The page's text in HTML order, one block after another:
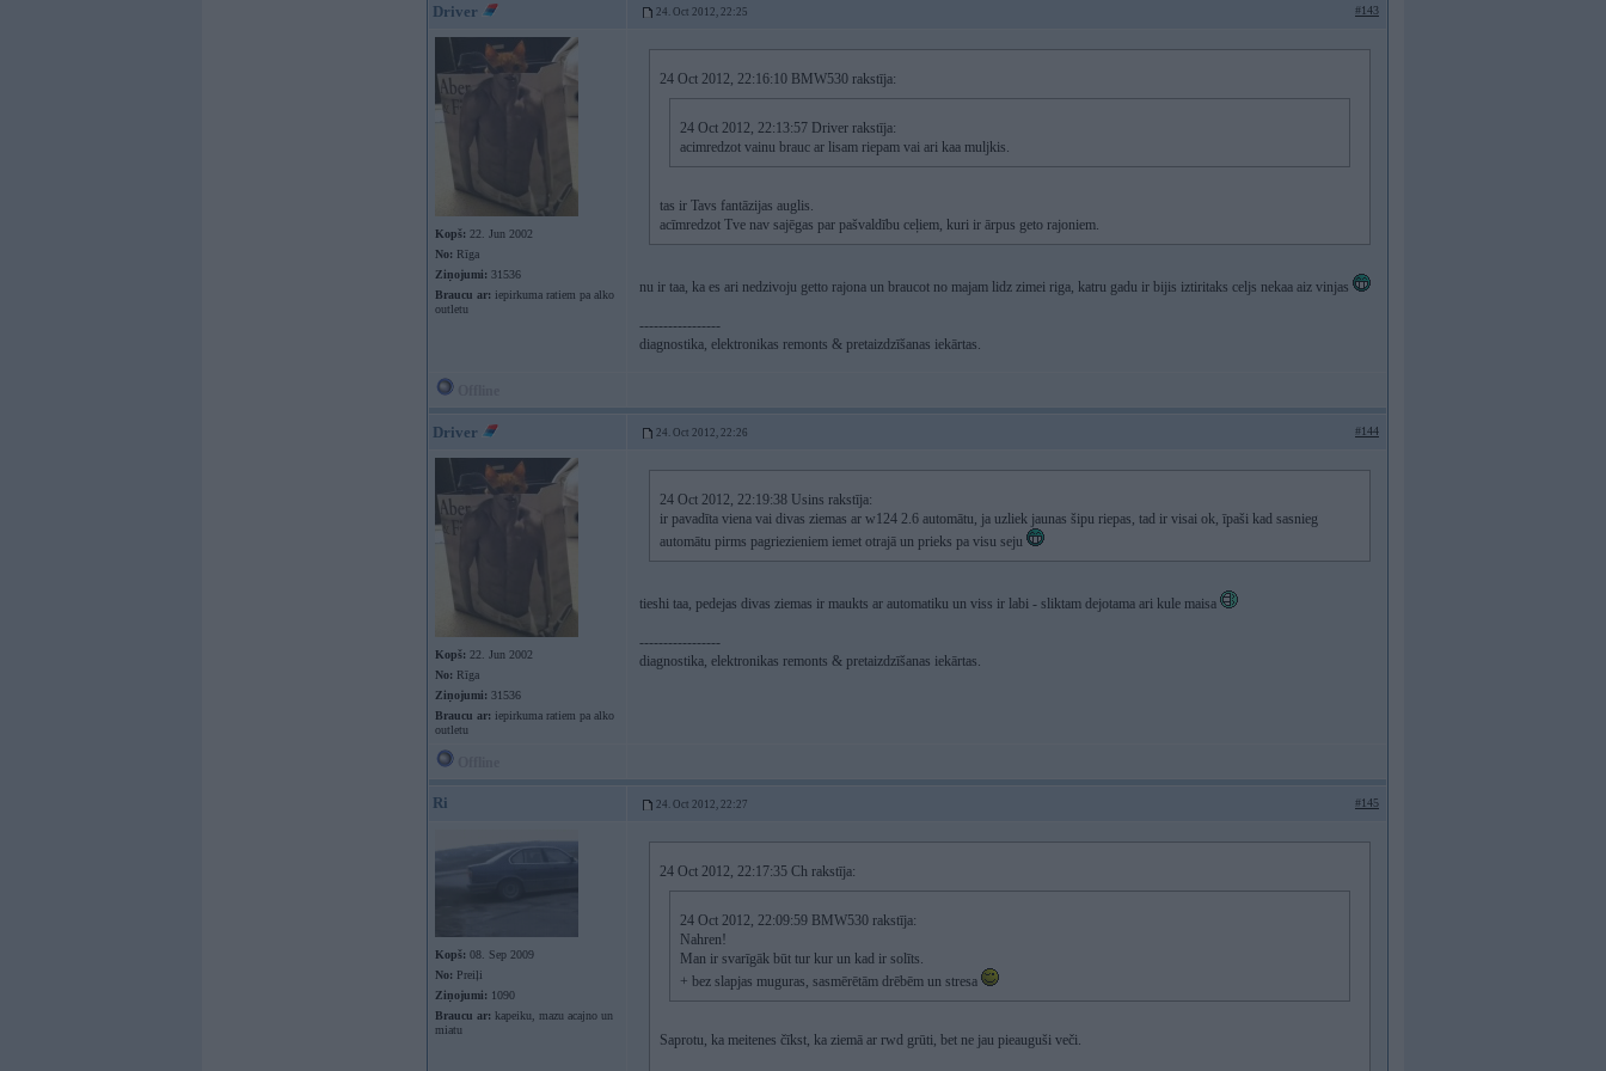
Driver 24. Oct 2012, 22:25 #143
Kopš: 22. Jun 2002
No: Rīga
Ziņojumi: 31536
Braucu ar: iepirkuma ratiem pa alko
outletu
24 Oct 2012, 22:16:10 BMW530 rakstīja:
24 Oct 2012, 22:13:57 Driver rakstīja:
acimredzot vainu brauc ar lisam riepam vai ari kaa muljkis.
tas ir Tavs fantāzijas auglis.
acīmredzot Tve nav sajēgas par pašvaldību ceļiem, kuri ir ārpus geto rajoniem.
nu ir taa, ka es ari nedzivoju getto rajona un braucot no majam lidz zimei riga, katru gadu ir bijis iztiritaks celjs nekaa aiz vinjas
-----------------
diagnostika, elektronikas remonts & pretaizdzīšanas iekārtas.
Driver 24. Oct 2012, 22:26 #144
Kopš: 22. Jun 2002
No: Rīga
Ziņojumi: 31536
Braucu ar: iepirkuma ratiem pa alko
outletu
24 Oct 2012, 22:19:38 Usins rakstīja:
ir pavadīta viena vai divas ziemas ar w124 2.6 automātu, ja uzliek jaunas šipu riepas, tad ir visai ok, īpaši kad sasnieg
automātu pirms pagriezieniem iemet otrajā un prieks pa visu seju
tieshi taa, pedejas divas ziemas ir maukts ar automatiku un viss ir labi - sliktam dejotama ari kule maisa
-----------------
diagnostika, elektronikas remonts & pretaizdzīšanas iekārtas.
Ri 24. Oct 2012, 22:27 #145
Kopš: 08. Sep 2009
No: Preiļi
Ziņojumi: 1090
Braucu ar: kapeiku, mazu acajno un
miatu
24 Oct 2012, 22:17:35 Ch rakstīja:
24 Oct 2012, 22:09:59 BMW530 rakstīja:
Nahren!
Man ir svarīgāk būt tur kur un kad ir solīts.
+ bez slapjas muguras, sasmērētām drēbēm un stresa
Saprotu, ka meitenes čīkst, ka ziemā ar rwd grūti, bet ne jau pieauguši veči.